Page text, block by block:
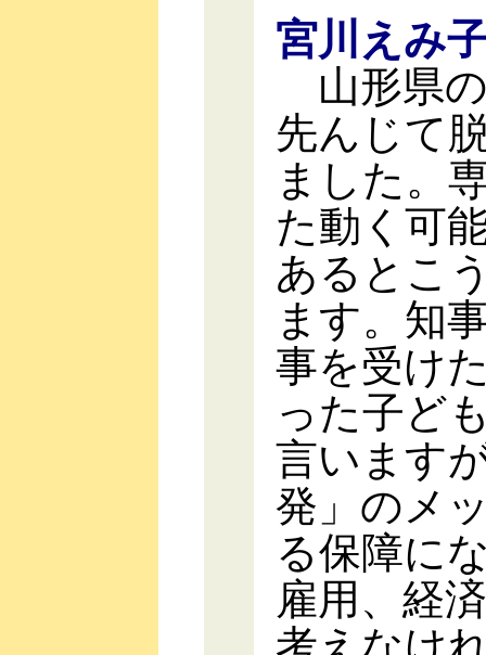
宮川えみ
山形県
先んじて
ました。
た動く可
あるとこ
ます。知
事を受け
った子ど
言います
発」のメ
る保障に
雇用、経